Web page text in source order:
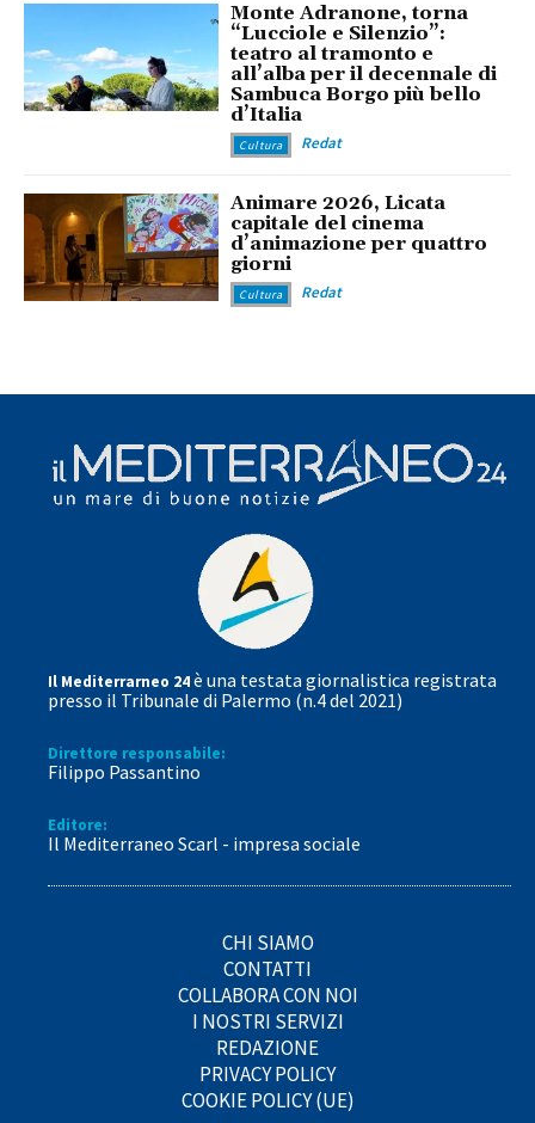
Monte Adranone, torna
“Lucciole e Silenzio”:
teatro al tramonto e
all’alba per il decennale di
Sambuca Borgo più bello
d’Italia
Cultura Redat
Animare 2026, Licata
capitale del cinema
d’animazione per quattro
giorni
Cultura Redat
Il Mediterrarneo 24è una testata giornalistica registrata
presso il Tribunale di Palermo (n.4 del 2021)
Direttore responsabile:
Filippo Passantino
Editore:
Il Mediterraneo Scarl - impresa sociale
CHI SIAMO
CONTATTI
COLLABORA CON NOI
I NOSTRI SERVIZI
REDAZIONE
PRIVACY POLICY
COOKIE POLICY (UE)